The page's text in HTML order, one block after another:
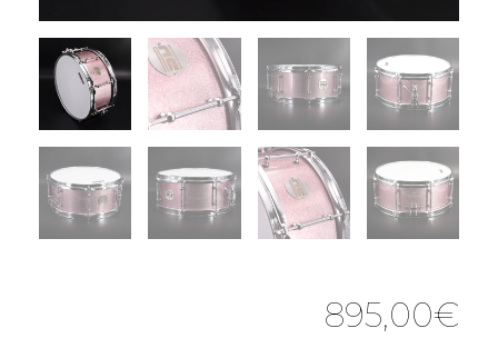
895,00€